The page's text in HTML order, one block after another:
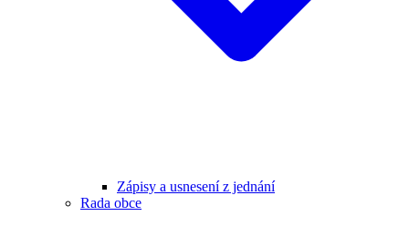
Zápisy a usnesení z jednání
Rada obce